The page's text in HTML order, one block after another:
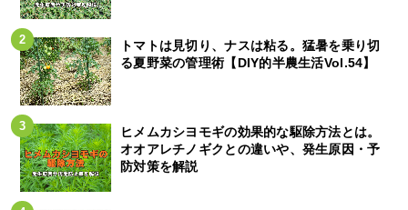
トマトは見切り、ナスは粘る。猛暑を乗り切
る夏野菜の管理術【DIY的半農生活Vol.54】
ヒメムカシヨモギの効果的な駆除方法とは。
オオアレチノギクとの違いや、発生原因・予
防対策を解説